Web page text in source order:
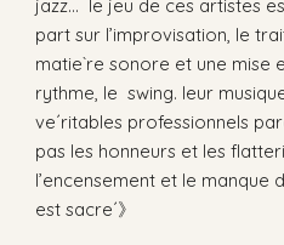
jazz... le jeu de ces artistes
part sur l’improvisation, le
matie`re sonore et une mise
rythme, le swing. leur
ve´ritables professionnels
pas les honneurs et les
l’encensement et le manque
est sacre´》